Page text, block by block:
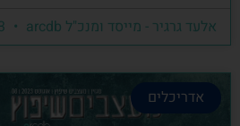
אלעד גרגיר - מייסד ומנכ"ל arcdb
אדריכלים